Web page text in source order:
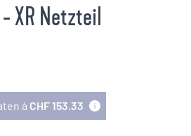
XR Netzteil
à CHF 153.33